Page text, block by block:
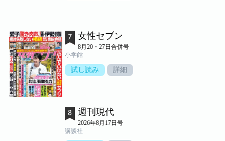
女性セブン
8月20・27日合併号
小学館
試し読み 詳細
週刊現代
2026年8月17日号
講談社